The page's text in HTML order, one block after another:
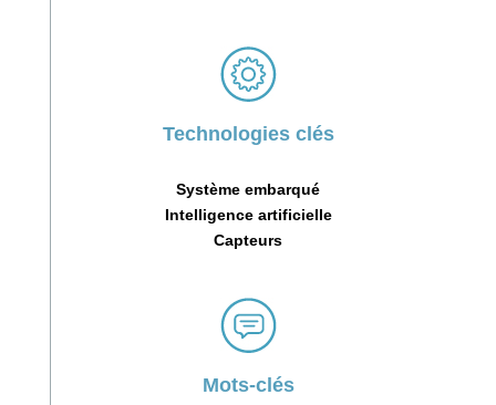
Technologies clés
Système embarqué
Intelligence artificielle
Capteurs
Mots-clés